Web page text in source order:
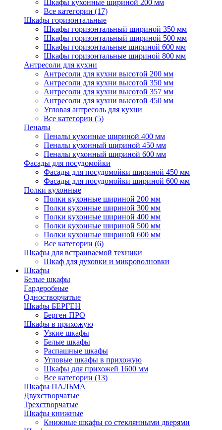
Шкафы кухонные шириной 200 мм
Все категории (17)
Шкафы горизонтальные
Шкафы горизонтальный шириной 350 мм
Шкафы горизонтальный шириной 500 мм
Шкафы горизонтальные шириной 600 мм
Шкафы горизонтальные шириной 800 мм
Антресоли для кухни
Антресоли для кухни высотой 200 мм
Антресоли для кухни высотой 350 мм
Антресоли для кухни высотой 357 мм
Антресоли для кухни высотой 450 мм
Угловая антресоль для кухни
Все категории (5)
Пеналы
Пеналы кухонные шириной 400 мм
Пеналы кухонный шириной 450 мм
Пеналы кухонный шириной 600 мм
Фасады для посудомойки
Фасады для посудомойки шириной 450 мм
Фасады для посудомойки шириной 600 мм
Полки кухонные
Полки кухонные шириной 200 мм
Полки кухонные шириной 300 мм
Полки кухонные шириной 400 мм
Полки кухонные шириной 500 мм
Полки кухонные шириной 600 мм
Все категории (6)
Шкафы для встраиваемой техники
Шкаф для духовки и микроволновки
Шкафы
Белые шкафы
Гардеробные
Одностворчатые
Шкафы БЕРГЕН
Берген ПРО
Шкафы в прихожую
Узкие шкафы
Белые шкафы
Распашные шкафы
Угловые шкафы в прихожую
Шкафы для прихожей 1600 мм
Все категории (13)
Шкафы ПАЛЬМА
Двухстворчатые
Трехстворчатые
Шкафы книжные
Книжные шкафы со стеклянными дверями